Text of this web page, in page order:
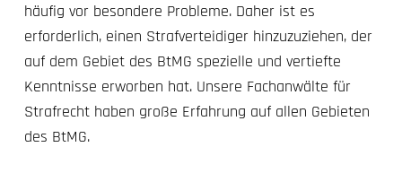
häufig vor besondere Probleme. Daher ist es
erforderlich, einen Strafverteidiger hinzuzuziehen, der
auf dem Gebiet des BtMG spezielle und vertiefte
Kenntnisse erworben hat. Unsere Fachanwälte für
Strafrecht haben große Erfahrung auf allen Gebieten
des BtMG.